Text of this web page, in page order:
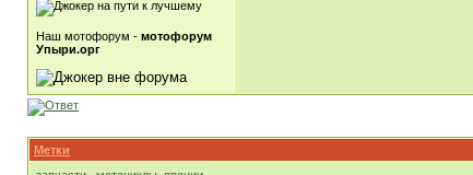
Наш мотофорум - мотофорум
Упыри.орг
Метки